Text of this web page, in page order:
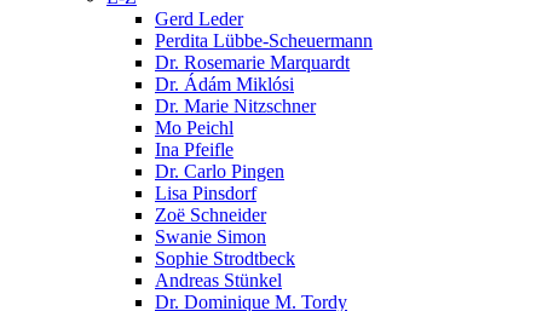
Gerd Leder
Perdita Lübbe-Scheuermann
Dr. Rosemarie Marquardt
Dr. Ádám Miklósi
Dr. Marie Nitzschner
Mo Peichl
Ina Pfeifle
Dr. Carlo Pingen
Lisa Pinsdorf
Zoë Schneider
Swanie Simon
Sophie Strodtbeck
Andreas Stünkel
Dr. Dominique M. Tordy